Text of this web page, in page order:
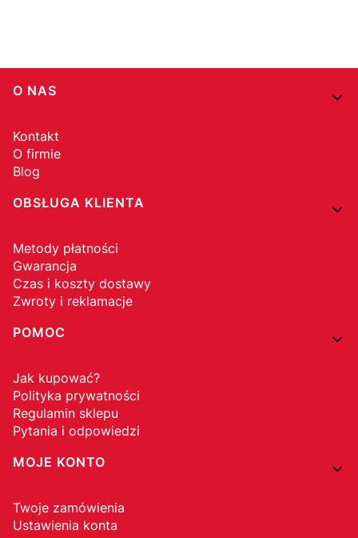
Linki w stopce
O NAS
Kontakt
O firmie
Blog
OBSŁUGA KLIENTA
Metody płatności
Gwarancja
Czas i koszty dostawy
Zwroty i reklamacje
POMOC
Jak kupować?
Polityka prywatności
Regulamin sklepu
Pytania i odpowiedzi
MOJE KONTO
Twoje zamówienia
Ustawienia konta